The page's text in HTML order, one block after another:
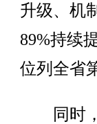
升级、机
89%持续
位列全省
同时，